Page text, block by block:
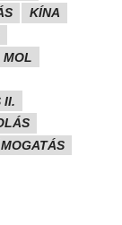
KÍNA
MOL
II.